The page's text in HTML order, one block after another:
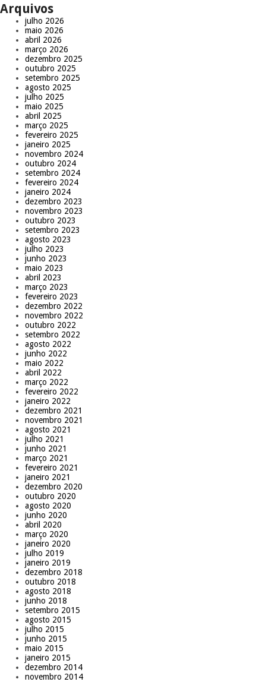
Arquivos
julho 2026
maio 2026
abril 2026
março 2026
dezembro 2025
outubro 2025
setembro 2025
agosto 2025
julho 2025
maio 2025
abril 2025
março 2025
fevereiro 2025
janeiro 2025
novembro 2024
outubro 2024
setembro 2024
fevereiro 2024
janeiro 2024
dezembro 2023
novembro 2023
outubro 2023
setembro 2023
agosto 2023
julho 2023
junho 2023
maio 2023
abril 2023
março 2023
fevereiro 2023
dezembro 2022
novembro 2022
outubro 2022
setembro 2022
agosto 2022
junho 2022
maio 2022
abril 2022
março 2022
fevereiro 2022
janeiro 2022
dezembro 2021
novembro 2021
agosto 2021
julho 2021
junho 2021
março 2021
fevereiro 2021
janeiro 2021
dezembro 2020
outubro 2020
agosto 2020
junho 2020
abril 2020
março 2020
janeiro 2020
julho 2019
janeiro 2019
dezembro 2018
outubro 2018
agosto 2018
junho 2018
setembro 2015
agosto 2015
julho 2015
junho 2015
maio 2015
janeiro 2015
dezembro 2014
novembro 2014